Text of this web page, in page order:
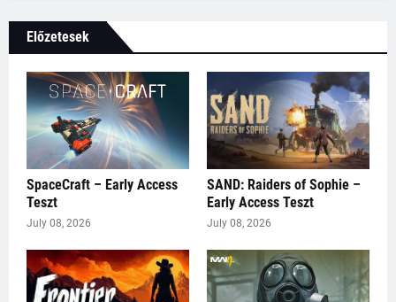
Előzetesek
SpaceCraft – Early Access
Teszt
July 08, 2026
SAND: Raiders of Sophie –
Early Access Teszt
July 08, 2026